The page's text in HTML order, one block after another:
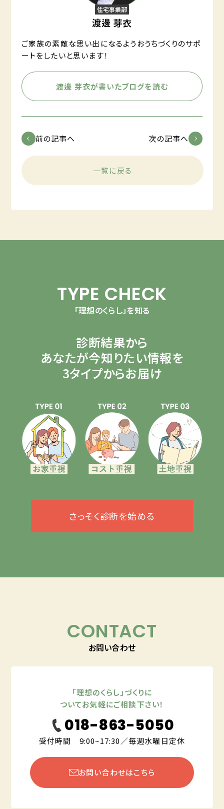
住宅事業部
渡邊 芽衣
ご家族の素敵な思い出になるようおうちづくりのサポ
ートをしたいと思います！
渡邊 芽衣が書いたブログを読む
前の記事へ 次の記事へ
一覧に戻る
TYPE CHECK
「理想のくらし」を知る
診断結果から
あなたが今知りたい情報を
3タイプからお届け
さっそく診断を始める
CONTACT
お問い合わせ
「理想のくらし」づくりに
ついてお気軽にご相談下さい！
018-863-5050
受付時間 9:00~17:30／毎週水曜日定休
お問い合わせはこちら